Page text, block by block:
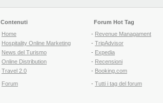
Contenuti
Home
Hospitality Online Marketing
News del Turismo
Online Distribution
Travel 2.0
Forum
Forum Hot Tag
- Revenue Managament
- TripAdvisor
- Expedia
- Recensioni
- Booking.com
- Tutti i tag del forum